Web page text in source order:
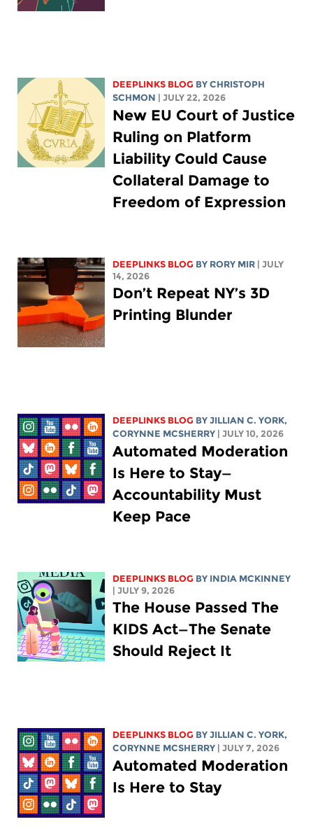
DEEPLINKS BLOG BYCHRISTOPH
SCHMON | JULY 22, 2026
New EU Court of Justice
Ruling on Platform
Liability Could Cause
Collateral Damage to
Freedom of Expression
DEEPLINKS BLOG BY RORY MIR | JULY
14, 2026
Don’t Repeat NY’s 3D
Printing Blunder
DEEPLINKS BLOG BYJILLIAN C. YORK,
CORYNNE MCSHERRY | JULY 10, 2026
Automated Moderation
Is Here to Stay—
Accountability Must
Keep Pace
DEEPLINKS BLOG BY INDIA MCKINNEY
| JULY 9, 2026
The House Passed The
KIDS Act—The Senate
Should Reject It
DEEPLINKS BLOG BYJILLIAN C. YORK,
CORYNNE MCSHERRY | JULY 7, 2026
Automated Moderation
Is Here to Stay